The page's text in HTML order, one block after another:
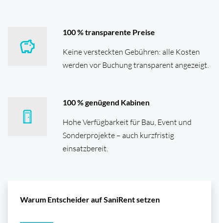
100% transparente Preise
Keine versteckten Gebühren: alle Kosten
werden vor Buchung transparent angezeigt.
100% genügend Kabinen
Hohe Verfügbarkeit für Bau, Event und
Sonderprojekte – auch kurzfristig
einsatzbereit.
Warum Entscheider auf SaniRent setzen